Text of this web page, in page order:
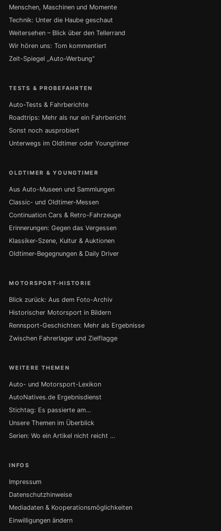
Menschen, Maschinen und Momente
Technik: Unter die Haube geschaut
Weitersehen – Blick über den Tellerrand
Wir hören uns: Tom kommentiert
Zeit-Spiegel „Auto-Werbung“
TESTS & PROBEFAHRTEN
Auto-Tests & Fahrberichte
Roadtrips: Mehr als nur ein Fahrbericht
Sonst noch ausprobiert
Unterwegs im Oldtimer oder Youngtimer
OLDTIMER & YOUNGTIMER
Aus Auto-Museen und Sammlungen
Classic- und Oldtimer-Messen
Continuation Cars & Retro-Fahrzeuge
Erinnerungen: Gegen das Vergessen
Klassiker-Szene, Kultur & Auktionen
Oldtimer-Begegnungen & Daily Driver
MOTORSPORT-HISTORIE
Blick zurück: Aus dem Foto-Archiv
Historischer Motorsport in Bildern
Rennsport-Geschichten: Mehr als Ergebnisse
Zwischen Fahrerlager und Zielflagge
WEITERE THEMEN
Auto- und Motorsport-Lexikon
AutoNatives.de Ergebnisdienst
Stichtag: Es passierte am…
Unsere Themen im Überblick
Serien: Wo ein Artikel nicht reicht …
INFOS
Impressum
Datenschutzhinweise
Mediadaten & Kooperationsmöglichkeiten
Einwilligungen ändern